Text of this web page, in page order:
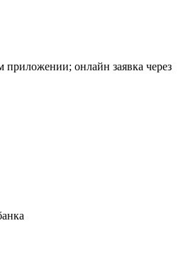
приложении; онлайн заявка через